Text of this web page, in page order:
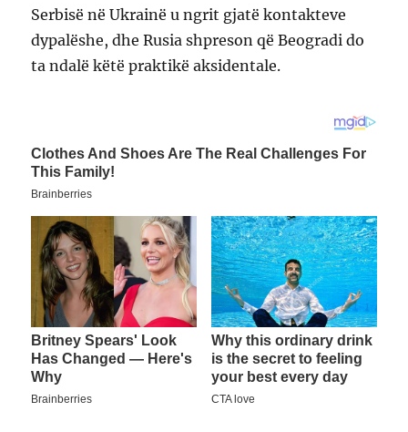
Serbisë në Ukrainë u ngrit gjatë kontakteve
dypalëshe, dhe Rusia shpreson që Beogradi do
ta ndalë këtë praktikë aksidentale.